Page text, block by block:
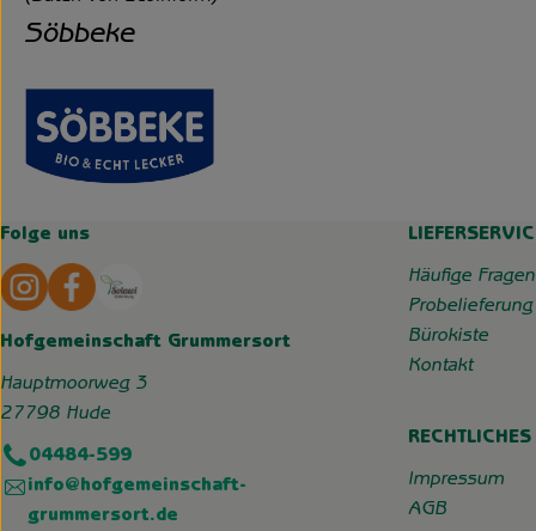
Söbbeke
Folge uns
Externer Link zu https://www.instagram.com/
Externer Link zu https://wp.solawi-
Hofgemeinschaft Grummersort
Hauptmoorweg 3
27798 Hude
04484-599
info@hofgemeinschaft-
grummersort.de
Häufige Fragen
Probelieferung
Bürokiste
Kontakt
RECHTLICHES
Impressum
AGB